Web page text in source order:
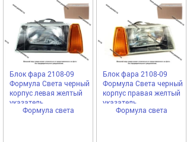
в
избранное
Блок фара 2108-09
Формула Света черный
корпус левая желтый
указатель
Формула света
в
Блок фара 2108-09
Формула Света черный
корпус правая желтый
указатель
Формула света